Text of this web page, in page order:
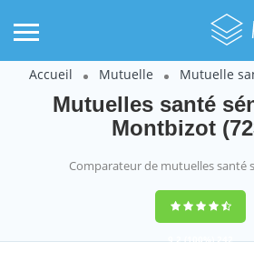
Accueil Mutuelle Mutuelle
Mutuelles santé
Montbizot
Comparateur de mutuelles santé
9,2(100%)242